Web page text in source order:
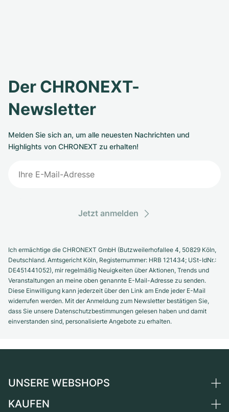
Der CHRONEXT-
Newsletter
Melden Sie sich an, um alle neuesten Nachrichten und
Highlights von CHRONEXT zu erhalten!
Jetzt anmelden
Ich ermächtige die CHRONEXT GmbH (Butzweilerhofallee 4, 50829 Köln,
Deutschland. Amtsgericht Köln, Registernummer: HRB 121434; USt-IdNr.:
DE451441052), mir regelmäßig Neuigkeiten über Aktionen, Trends und
Veranstaltungen an meine oben genannte E-Mail-Adresse zu senden.
Diese Einwilligung kann jederzeit über den Link am Ende jeder E-Mail
widerrufen werden. Mit der Anmeldung zum Newsletter bestätigen Sie,
dass Sie unsere Datenschutzbestimmungen gelesen haben und damit
einverstanden sind, personalisierte Angebote zu erhalten.
UNSERE WEBSHOPS
Deutschland
KAUFEN